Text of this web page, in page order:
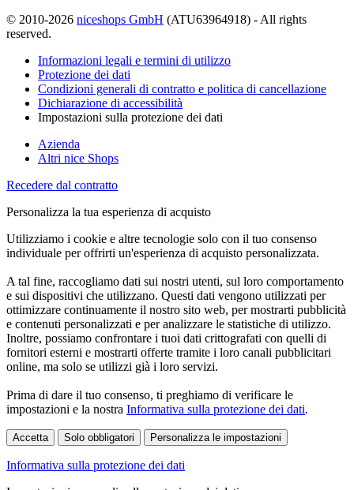
© 2010-2026 niceshops GmbH (ATU63964918) - All rights
reserved.
Informazioni legali e termini di utilizzo
Protezione dei dati
Condizioni generali di contratto e politica di cancellazione
Dichiarazione di accessibilità
Impostazioni sulla protezione dei dati
Azienda
Altri nice Shops
Recedere dal contratto
Personalizza la tua esperienza di acquisto
Utilizziamo i cookie e altre tecnologie solo con il tuo consenso
individuale per offrirti un'esperienza di acquisto personalizzata.
A tal fine, raccogliamo dati sui nostri utenti, sul loro comportamento
e sui dispositivi che utilizzano. Questi dati vengono utilizzati per
ottimizzare continuamente il nostro sito web, per mostrarti pubblicità
e contenuti personalizzati e per analizzare le statistiche di utilizzo.
Inoltre, possiamo confrontare i tuoi dati crittografati con quelli di
fornitori esterni e mostrarti offerte tramite i loro canali pubblicitari
online, ma solo se utilizzi già i loro servizi.
Prima di dare il tuo consenso, ti preghiamo di verificare le
impostazioni e la nostra Informativa sulla protezione dei dati.
Accetta Solo obbligatori Personalizza le impostazioni
Informativa sulla protezione dei dati